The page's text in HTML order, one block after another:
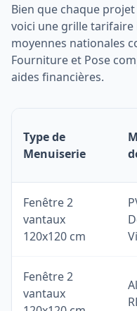
Bien que chaque
voici une grille tarifaire
moyennes nationales
Fourniture et Pose
aides financières.
Type de
Menuiserie
Fenêtre 2
vantaux
120x120 cm
Fenêtre 2
vantaux